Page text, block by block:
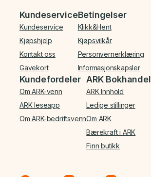
Bunnmeny
Kundeservice
Kundeservice
Kjøpshjelp
Kontakt oss
Gavekort
Betingelser
Klikk&Hent
Kjøpsvilkår
Personvernerklæring
Informasjonskapsler
Kundefordeler
Om ARK-venn
ARK leseapp
Om ARK-bedriftsvenn
ARK Bokhandel
ARK Innhold
Ledige stillinger
Om ARK
Bærekraft i ARK
Finn butikk